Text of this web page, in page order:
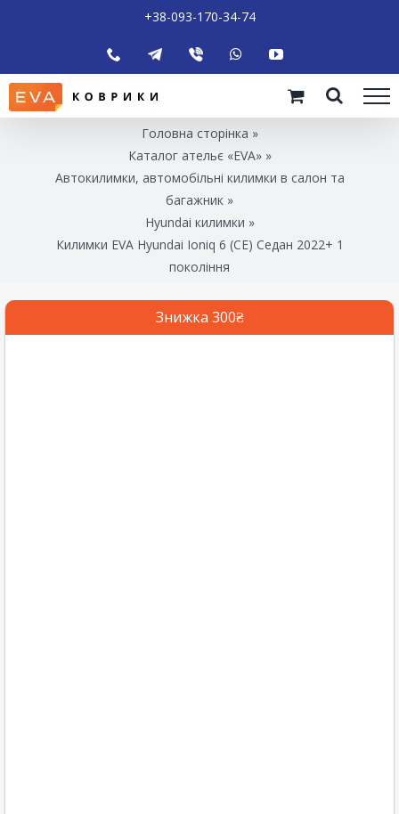
+38-093-170-34-74
Головна сторінка »
Каталог ательє «EVA»»
Автокилимки, автомобільні килимки в салон та
багажник »
Hyundai килимки »
Килимки EVA Hyundai Ioniq 6 (CE) Седан 2022+ 1
покоління
Знижка 300₴